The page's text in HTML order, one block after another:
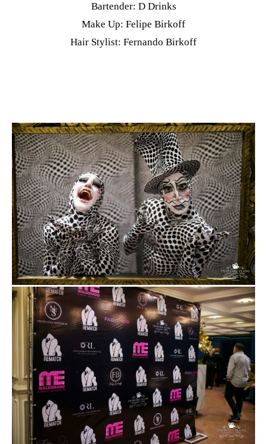
Bartender: D Drinks
Make Up: Felipe Birkoff
Hair Stylist: Fernando Birkoff